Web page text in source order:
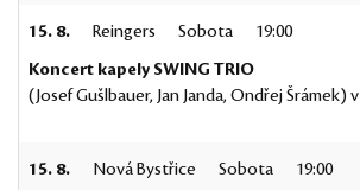
15. 8. Reingers Sobota
19:00
Koncert kapely SWING TRIO
(Josef Gušlbauer, Jan Janda, Ondřej Šrámek)
15. 8. Nová Bystřice Sobota
19:00